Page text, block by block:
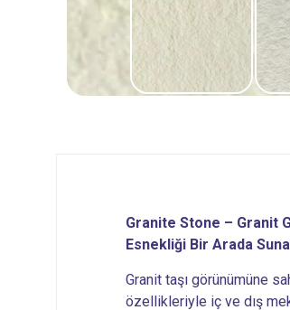
Granite Stone – Granit
Esnekliği Bir Arada
Granit taşı görünümüne
özellikleriyle iç ve dış